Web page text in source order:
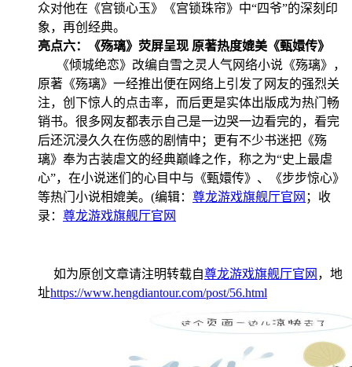
众对他在《宫锁心玉》《宫锁珠帘》中“四爷”的深刻印
象，再创经典。
亮点六：《殇璃》荧屏呈现 原著热度媲美《甄嬛传》
《倾城绝恋》改编自雪之灵人气网络小说《殇璃》，
原著《殇璃》一经推出便在网络上引发了网友的强烈关
注，创下惊人的点击率，而后更是实体出版成为热门畅
销书。很多网友都表示自己是一边哭一边看完的，看完
后还沉浸久久在伤感的剧情中；更有不少书迷把《殇
璃》奉为古装虐文的经典巅峰之作，称之为“史上最虐
心”，在小说迷们的心目中与《甄嬛传》、《步步惊心》
等热门小说相媲美。(编辑： 尊龙游戏旗舰厅官网 ；收
录： 尊龙游戏旗舰厅官网
如为原创文章请注明转载自尊龙游戏旗舰厅官网 ，地
址https://www.hengdiantour.com/post/56.html